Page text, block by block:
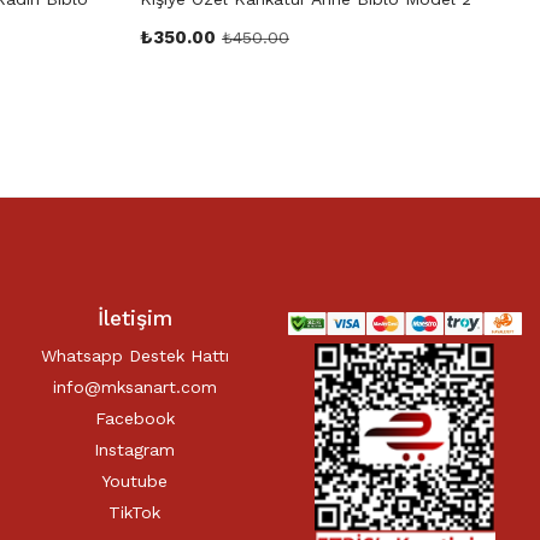
₺350.00 ₺450.00
İletişim
Whatsapp Destek Hattı
info@mksanart.com
Facebook
Instagram
Youtube
TikTok